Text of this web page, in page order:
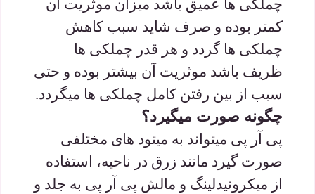
چملکی ها عمیق باشد میزان موثریت آن
کمتر بوده و صرف شاید سبب کاهش
چملکی ها گردد و هر قدر چملکی ها
ظریف باشد موثریت آن بیشتر بوده و حتی
سبب از بین رفتن کامل چملکی ها میگردد.
چگونه صورت میگیرد؟
پی آر پی میتواند به میتود های مختلفی
صورت گیرد مانند زرق در ناحیه، استفاده
از میکرونیدلینگ و مالش پی آر پی به جلد و